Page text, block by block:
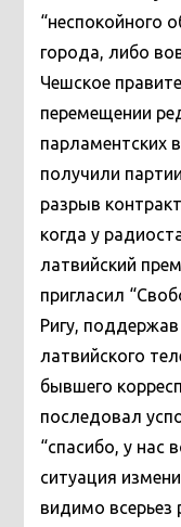
“неспокойного
города, либо
Чешское
перемещении
парламентских
получили
разрыв
когда у
латвийский
пригласил
Ригу,
латвийского
бывшего
последовал
“спасибо, у нас
ситуация
видимо всерьез